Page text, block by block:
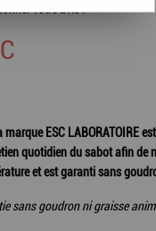
votre avis !
ESC LABORATOIRE
quotidien du sabot afin de
et est garanti sans
sans goudron ni graisse